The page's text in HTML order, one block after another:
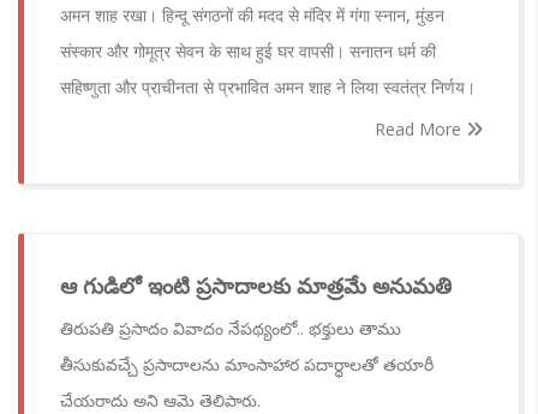
अमन शाह रखा। हिन्दू संगठनों की मदद से मंदिर में गंगा स्नान, मुंडन
संस्कार और गोमूत्र सेवन के साथ हुई घर वापसी। सनातन धर्म की
सहिष्णुता और प्राचीनता से प्रभावित अमन शाह ने लिया स्वतंत्र निर्णय।
Read More
ఆ గుడిలో ఇంటి ప్ర‌సాదాలకు మాత్రమే అనుమతి
తిరుప‌తి ప్ర‌సాదం వివాదం నేప‌థ్యంలో.. భ‌క్తులు తాము
తీసుకువ‌చ్చే ప్ర‌సాదాల‌ను మాంసాహార ప‌దార్ధాల‌తో త‌యారీ
చేయ‌రాదు అని ఆమె తెలిపారు.